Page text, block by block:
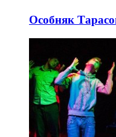
Особняк